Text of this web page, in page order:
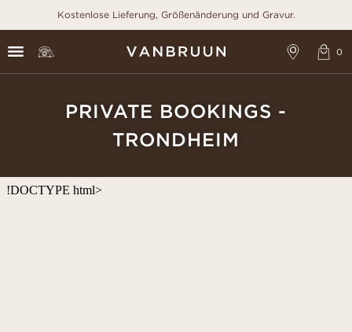
Kostenlose Lieferung, Größenänderung und Gravur.
PRIVATE BOOKINGS -
TRONDHEIM